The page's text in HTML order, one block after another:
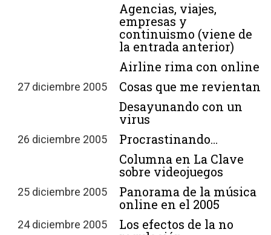
Agencias, viajes,
empresas y
continuismo (viene de
la entrada anterior)
Airline rima con online
27 diciembre 2005
Cosas que me revientan
Desayunando con un
virus
26 diciembre 2005
Procrastinando…
Columna en La Clave
sobre videojuegos
25 diciembre 2005
Panorama de la música
online en el 2005
24 diciembre 2005
Los efectos de la no